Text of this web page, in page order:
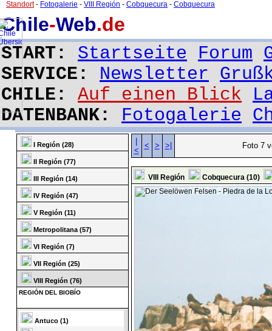
Chile-Web.de
START: Startseite Forum
SERVICE: Newsletter
CHILE: Auf einen Blick
DATENBANK: Fotogalerie
Standort- Fotogalerie - VIII Región - Cobquecura - Cobquecura
I Región (28)
II Región (77)
III Región (14)
IV Región (47)
V Región (11)
Metropolitana (57)
VI Región (7)
VII Región (25)
VIII Región (76)
REGIÓN DEL BIOBÍO
Antuco (1)
<
< > >| Foto 7
VIII Región Cobquecura (10)